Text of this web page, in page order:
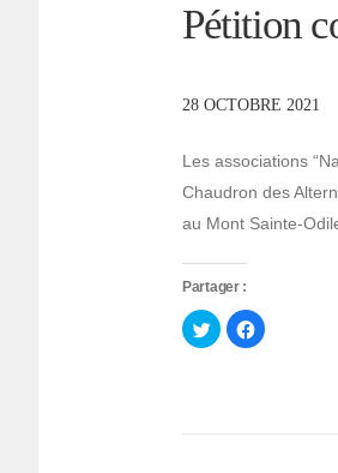
Pétition
28 OCTOBRE 2021
Les associations
Chaudron des
au Mont Sainte-
Partager :
Cliquez
pour
partager
Cliquez
pour